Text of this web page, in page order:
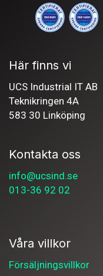
Här finns vi
UCS Industrial IT AB
Teknikringen 4A
583 30 Linköping
Kontakta oss
info@ucsind.se
013-36 92 02
Våra villkor
Försäljningsvillkor